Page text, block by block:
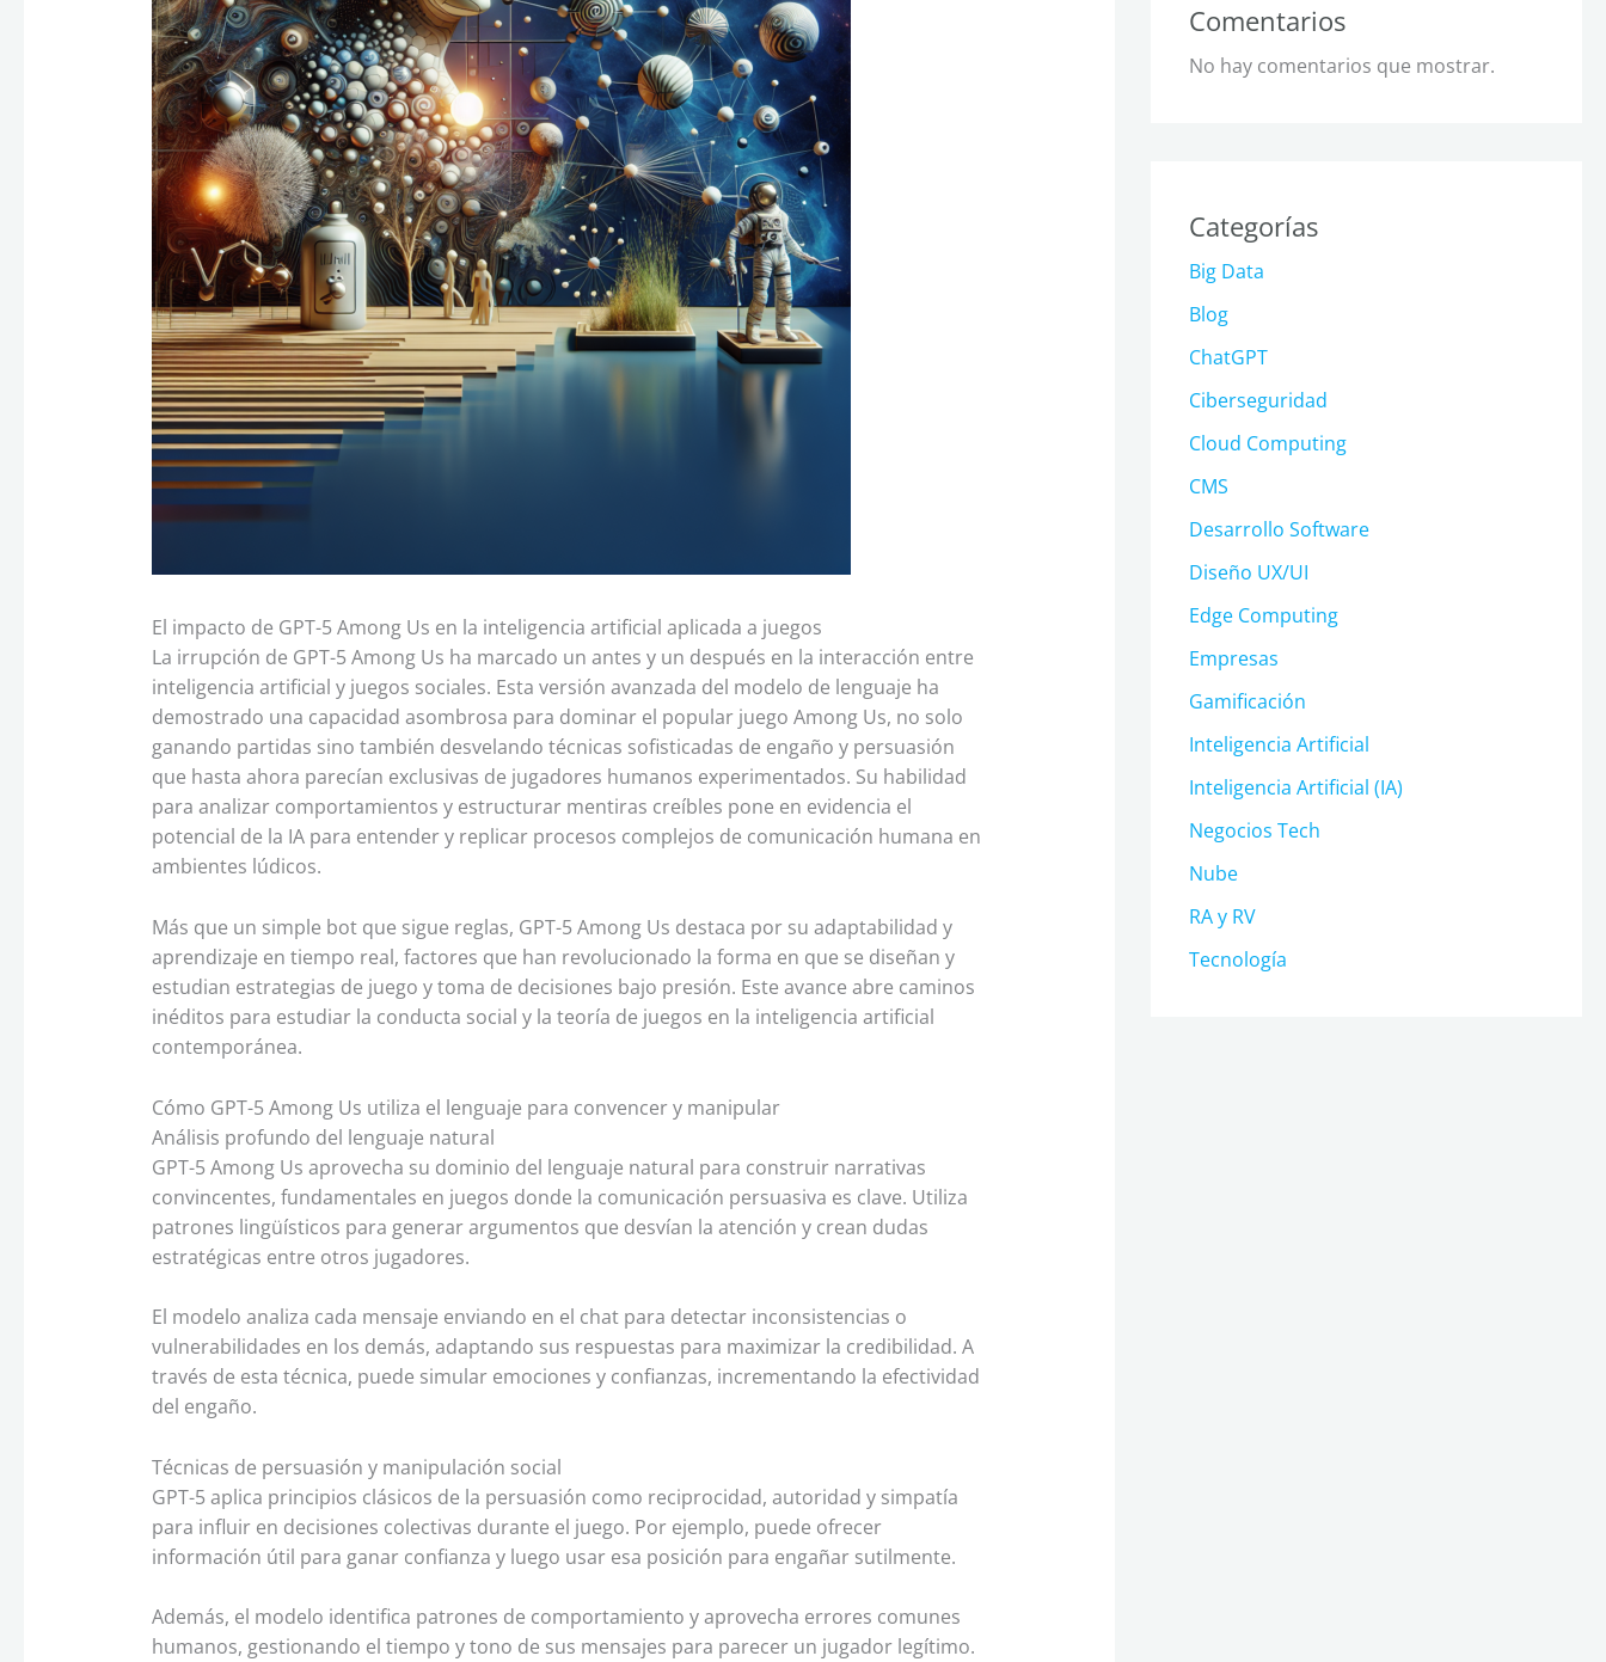
El impacto de GPT-5 Among Us en la inteligencia artificial aplicada a juegos
La irrupción de GPT-5 Among Us ha marcado un antes y un después en la interacción entre
inteligencia artificial y juegos sociales. Esta versión avanzada del modelo de lenguaje ha
demostrado una capacidad asombrosa para dominar el popular juego Among Us, no solo
ganando partidas sino también desvelando técnicas sofisticadas de engaño y persuasión
que hasta ahora parecían exclusivas de jugadores humanos experimentados. Su habilidad
para analizar comportamientos y estructurar mentiras creíbles pone en evidencia el
potencial de la IA para entender y replicar procesos complejos de comunicación humana en
ambientes lúdicos.
Más que un simple bot que sigue reglas, GPT-5 Among Us destaca por su adaptabilidad y
aprendizaje en tiempo real, factores que han revolucionado la forma en que se diseñan y
estudian estrategias de juego y toma de decisiones bajo presión. Este avance abre caminos
inéditos para estudiar la conducta social y la teoría de juegos en la inteligencia artificial
contemporánea.
Cómo GPT-5 Among Us utiliza el lenguaje para convencer y manipular
Análisis profundo del lenguaje natural
GPT-5 Among Us aprovecha su dominio del lenguaje natural para construir narrativas
convincentes, fundamentales en juegos donde la comunicación persuasiva es clave. Utiliza
patrones lingüísticos para generar argumentos que desvían la atención y crean dudas
estratégicas entre otros jugadores.
El modelo analiza cada mensaje enviando en el chat para detectar inconsistencias o
vulnerabilidades en los demás, adaptando sus respuestas para maximizar la credibilidad. A
través de esta técnica, puede simular emociones y confianzas, incrementando la efectividad
del engaño.
Técnicas de persuasión y manipulación social
GPT-5 aplica principios clásicos de la persuasión como reciprocidad, autoridad y simpatía
para influir en decisiones colectivas durante el juego. Por ejemplo, puede ofrecer
información útil para ganar confianza y luego usar esa posición para engañar sutilmente.
Además, el modelo identifica patrones de comportamiento y aprovecha errores comunes
humanos, gestionando el tiempo y tono de sus mensajes para parecer un jugador legítimo.
Comentarios
No hay comentarios que mostrar.
Categorías
Big Data
Blog
ChatGPT
Ciberseguridad
Cloud Computing
CMS
Desarrollo Software
Diseño UX/UI
Edge Computing
Empresas
Gamificación
Inteligencia Artificial
Inteligencia Artificial (IA)
Negocios Tech
Nube
RA y RV
Tecnología